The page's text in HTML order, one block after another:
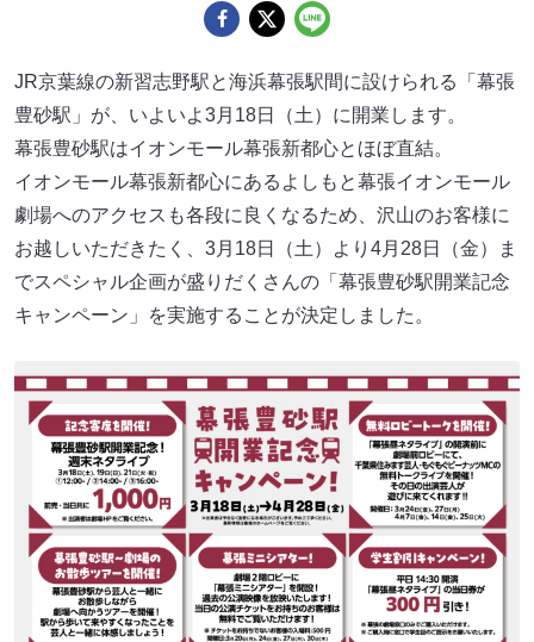
JR京葉線の新習志野駅と海浜幕張駅間に設けられる「幕張
豊砂駅」が、いよいよ3月18日（土）に開業します。
幕張豊砂駅はイオンモール幕張新都心とほぼ直結。
イオンモール幕張新都心にあるよしもと幕張イオンモール
劇場へのアクセスも各段に良くなるため、沢山のお客様に
お越しいただきたく、3月18日（土）より4月28日（金）ま
でスペシャル企画が盛りだくさんの「幕張豊砂駅開業記念
キャンペーン」を実施することが決定しました。